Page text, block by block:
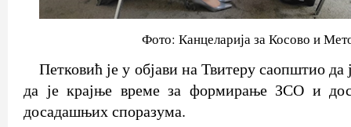
Фото: Канцеларија за Косово и
Петковић је у објави на Твитеру саопштио да
да је крајње време за формирање ЗСО и
досадашњих споразума.